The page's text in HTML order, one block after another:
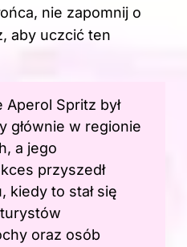
nie zapomnij o
aby uczcić ten
Spritz był
głównie w regionie
a jego
przyszedł
kiedy to stał się
oraz osób